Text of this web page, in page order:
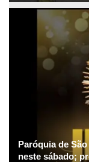
Paróquia de
neste sábado;